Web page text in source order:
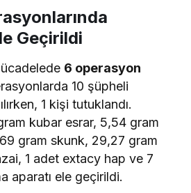
Geçirildi
6 operasyon
10 şüpheli
1 kişi tutuklandı.
kubar esrar, 5,54 gram
gram skunk, 29,27 gram
1 adet extacy hap ve 7
aparatı ele geçirildi.